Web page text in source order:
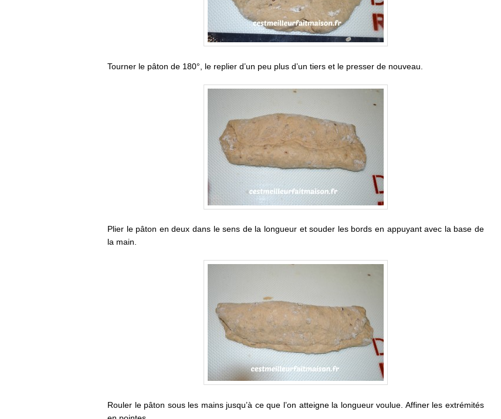
Tourner le pâton de 180°, le replier d’un peu plus d’un tiers et le presser de nouveau.
Plier le pâton en deux dans le sens de la longueur et souder les bords en appuyant avec la base de
la main.
Rouler le pâton sous les mains jusqu’à ce que l’on atteigne la longueur voulue. Affiner les extrémités